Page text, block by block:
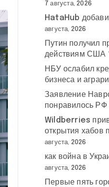
7 августа, 2026
HataHub
августа, 2026
Путин получил
действиям США
НБУ ослабил
бизнеса и
Заявление
понравилось РФ
Wildberries
открытия хабов
августа, 2026
как война в
августа, 2026
Первые пять